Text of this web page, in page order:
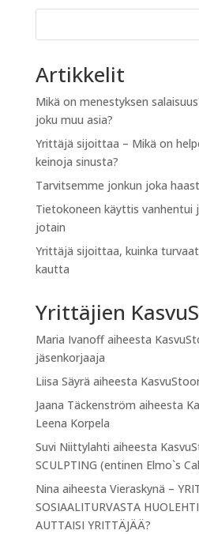
Artikkelit
Mikä on menestyksen
joku muu asia?
Yrittäjä sijoittaa – Mikä on
keinoja sinusta?
Tarvitsemme jonkun joka
Tietokoneen käyttis vanhentui
jotain
Yrittäjä sijoittaa, kuinka
kautta
Yrittäjien
Maria Ivanoffaiheesta
jäsenkorjaaja
Liisa Säyrä aiheesta
Jaana Täckenström aiheesta
Leena Korpela
Suvi Niittylahti aiheesta
SCULPTING (entinen Elmo`s
Nina aiheesta Vieraskynä –
SOSIAALITURVASTA
AUTTAISI YRITTÄJÄÄ?